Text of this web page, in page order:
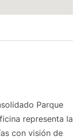
Parque
representa la
con visión de